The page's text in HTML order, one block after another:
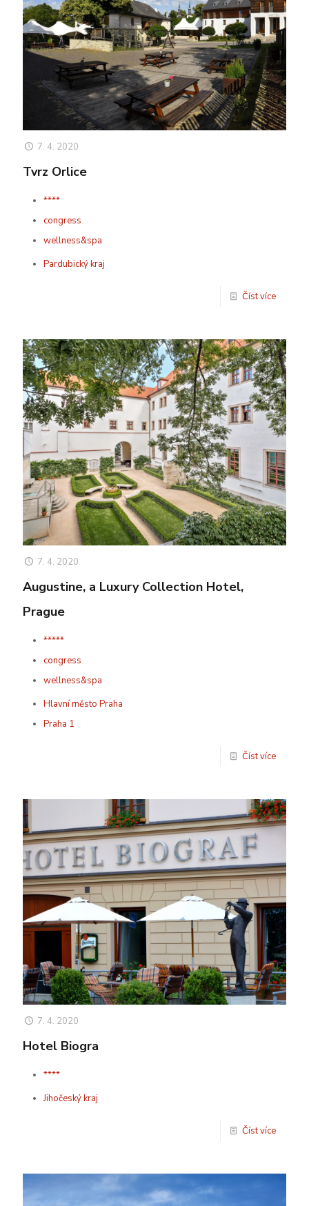
7. 4. 2020
Tvrz Orlice
****
congress
wellness&spa
Pardubický kraj
Číst více
7. 4. 2020
Augustine, a Luxury Collection Hotel,
Prague
*****
congress
wellness&spa
Hlavní město Praha
Praha 1
Číst více
7. 4. 2020
Hotel Biogra
****
Jihočeský kraj
Číst více